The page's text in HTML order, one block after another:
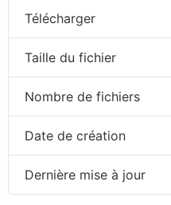
Télécharger
Taille du fichier
Nombre de fichiers
Date de création
Dernière mise à jour